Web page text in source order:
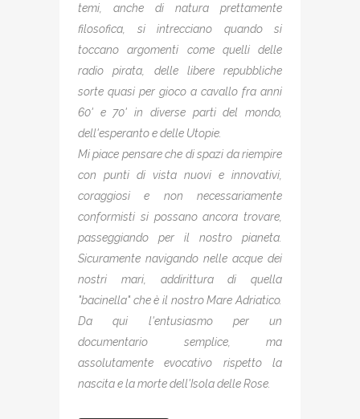
temi, anche di natura prettamente
filosofica, si intrecciano quando si
toccano argomenti come quelli delle
radio pirata, delle libere repubbliche
sorte quasi per gioco a cavallo fra anni
60' e 70' in diverse parti del mondo,
dell'esperanto e delle Utopie.
Mi piace pensare che di spazi da riempire
con punti di vista nuovi e innovativi,
coraggiosi e non necessariamente
conformisti si possano ancora trovare,
passeggiando per il nostro pianeta.
Sicuramente navigando nelle acque dei
nostri mari, addirittura di quella
"bacinella" che è il nostro Mare Adriatico.
Da qui l'entusiasmo per un
documentario semplice, ma
assolutamente evocativo rispetto la
nascita e la morte dell'Isola delle Rose.